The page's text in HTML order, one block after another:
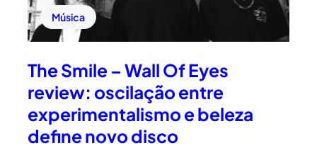
Música
The Smile – Wall Of Eyes
review: oscilação entre
experimentalismo e beleza
define novo disco